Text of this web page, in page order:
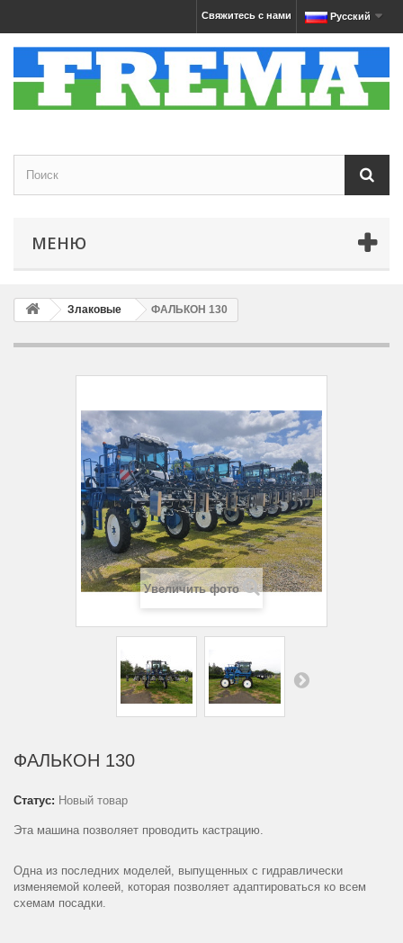
Русский
Свяжитесь с нами
МЕНЮ
Злаковые ФАЛЬКОН 130
Увеличить фото
ФАЛЬКОН 130
Статус: Новый товар
Эта машина позволяет проводить кастрацию
Одна из последних моделей выпущенных с гидравлически
изменяемой колеей которая позволяет адаптироваться ко всем
схемам посадки